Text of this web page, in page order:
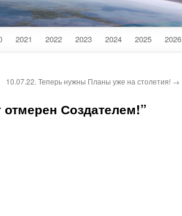
2021 2022 2023 2024 2025 2026
10.07.22. Теперь нужны Планы уже на столетия! →
Создателем!”